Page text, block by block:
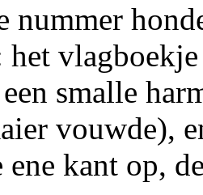
nummer
het
smalle
vouwde),
ene kant op,